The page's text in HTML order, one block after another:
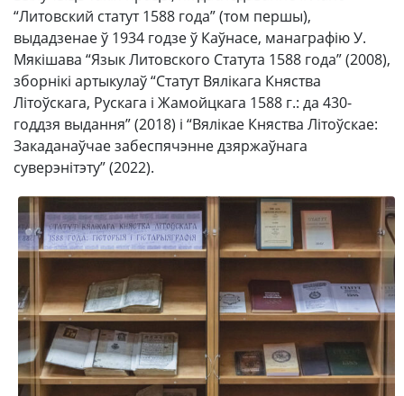
“Литовский статут 1588 года” (том першы),
выдадзенае ў 1934 годзе ў Каўнасе, манаграфію У.
Мякішава “Язык Литовского Статута 1588 года” (2008),
зборнікі артыкулаў “Статут Вялікага Княства
Літоўскага, Рускага і Жамойцкага 1588 г.: да 430-
годдзя выдання” (2018) і “Вялікае Княства Літоўскае:
Закаданаўчае забеспячэнне дзяржаўнага
суверэнітэту” (2022).